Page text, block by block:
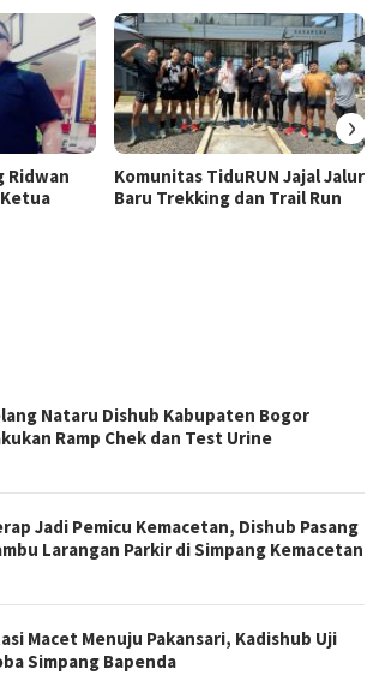
Ridwan
Komunitas TiduRUN Jajal Jalur
Baru Trekking dan Trail Run
›
Nataru Dishub Kabupaten Bogor
Ramp Chek dan Test Urine
Jadi Pemicu Kemacetan, Dishub Pasang
Larangan Parkir di Simpang Kemacetan
Macet Menuju Pakansari, Kadishub Uji
Simpang Bapenda